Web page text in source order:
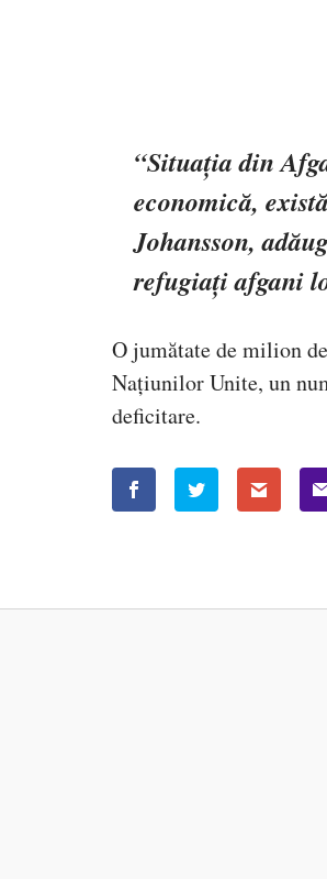
“Situația din
economică,
Johansson,
refugiați afgani
O jumătate de milion
Națiunilor Unite, un
deficitare.